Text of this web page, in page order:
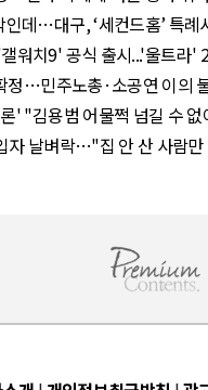
데…대구, ‘세컨드홈’ 특
워치9' 공식 출시...'울트라
정…민주노총·소공연 이의
' "김용범 어물쩍 넘길 수
자 날벼락…"집 안 산 사람